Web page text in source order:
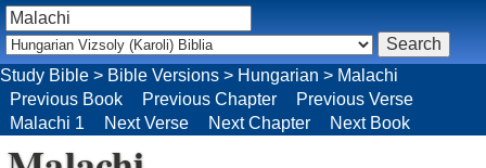
Study Bible > Bible Versions > Hungarian > Malachi
Previous Book
Previous Chapter
Previous Verse
Malachi 1
Next Verse Next Chapter Next Book